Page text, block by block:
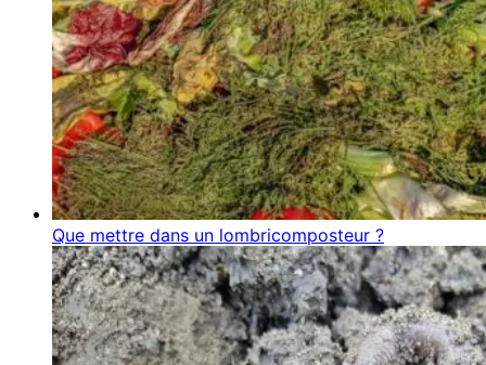
Que mettre dans un lombricomposteur ?